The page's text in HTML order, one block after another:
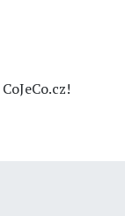
CoJeCo.cz!